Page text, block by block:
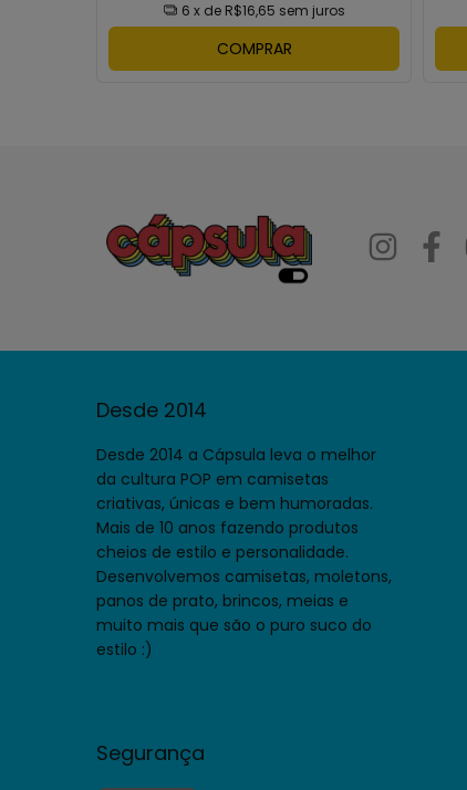
6 x de R$16,65 sem juros
COMPRAR
Desde 2014
Desde 2014 a Cápsula leva o melhor
da cultura POP em camisetas
criativas, únicas e bem humoradas.
Mais de 10 anos fazendo produtos
cheios de estilo e personalidade.
Desenvolvemos camisetas, moletons,
panos de prato, brincos, meias e
muito mais que são o puro suco do
estilo :)
Segurança